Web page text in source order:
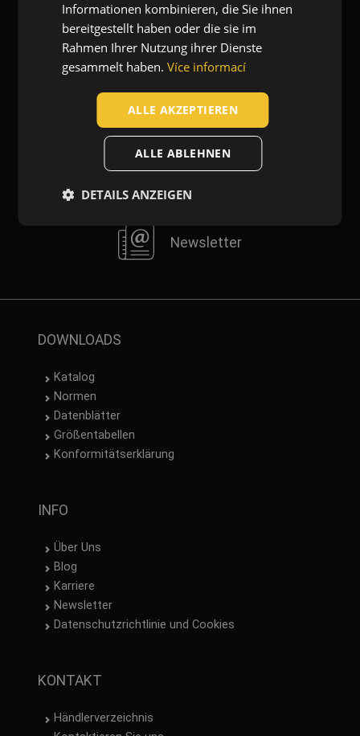
Blog
Kontaktieren Sie uns
Newsletter
DOWNLOADS
Katalog
Normen
Datenblätter
Größentabellen
Konformitätserklärung
INFO
Über Uns
Blog
Karriere
Newsletter
Datenschutzrichtlinie und Cookies
KONTAKT
Händlerverzeichnis
GERMAN
SPANISH
FRENCH
Informationen kombinieren, die Sie ihnen
bereitgestellt haben oder die sie im
Rahmen Ihrer Nutzung ihrer Dienste
gesammelt haben. Více informací
ALLE AKZEPTIEREN
ALLE ABLEHNEN
DETAILS ANZEIGEN